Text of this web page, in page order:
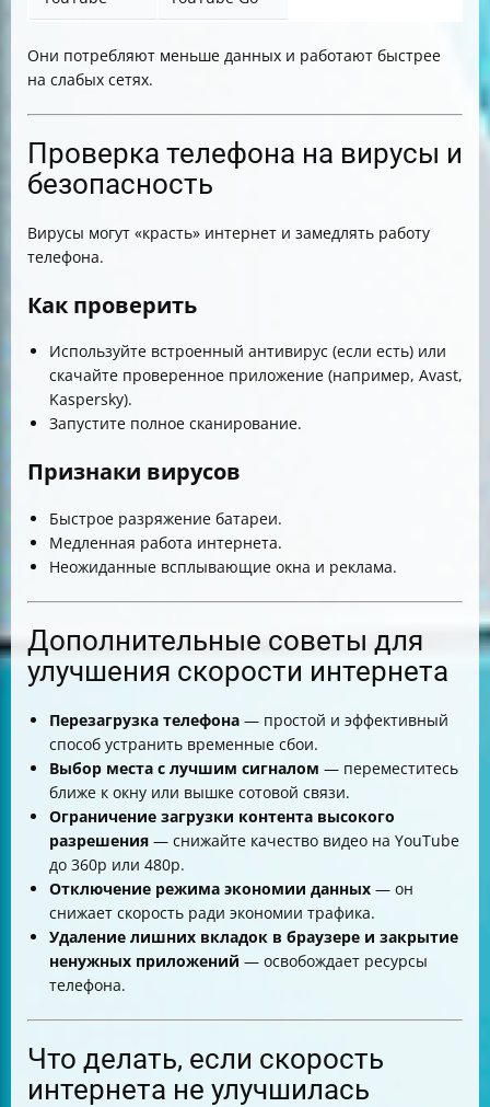
Они потребляют меньше данных и работают быстрее
на слабых сетях.
Проверка телефона на вирусы и
безопасность
Вирусы могут «красть» интернет и замедлять работу
телефона.
Как проверить
Используйте встроенный антивирус (если есть) или
скачайте проверенное приложение (например, Avast,
Kaspersky).
Запустите полное сканирование.
Признаки вирусов
Быстрое разряжение батареи.
Медленная работа интернета.
Неожиданные всплывающие окна и реклама.
Дополнительные советы для
улучшения скорости интернета
Перезагрузка телефона — простой и эффективный
способ устранить временные сбои.
Выбор места с лучшим сигналом — переместитесь
ближе к окну или вышке сотовой связи.
Ограничение загрузки контента высокого
разрешения — снижайте качество видео на YouTube
до 360p или 480p.
Отключение режима экономии данных — он
снижает скорость ради экономии трафика.
Удаление лишних вкладок в браузере и закрытие
ненужных приложений — освобождает ресурсы
телефона.
Что делать, если скорость
интернета не улучшилась